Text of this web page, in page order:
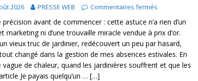
2026 PRESSE WEB Commentaires fermés
précision avant de commencer : cette astuce n’a rien d’un
marketing ni d’une trouvaille miracle vendue à prix d’or.
un vieux truc de jardinier, redécouvert un peu par hasard,
changé dans la gestion de mes absences estivales. En
vague de chaleur, quand les jardinières souffrent et que les
Je payais quelqu’un … […]